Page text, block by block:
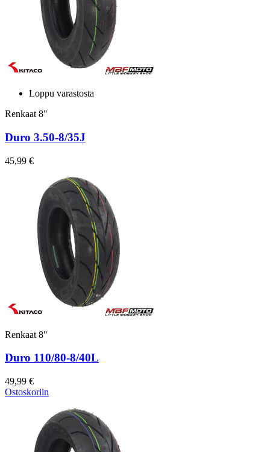
Loppu varastosta
Renkaat 8"
Duro 3.50-8/35J
45,99 €
Renkaat 8"
Duro 110/80-8/40L
49,99 €
Ostoskoriin